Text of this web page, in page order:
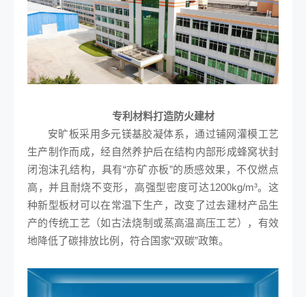
专利材料打造防火建材
安旷板采用多元镁基胶凝体系，通过铺网灌模工艺
生产制作而成，经自然养护后在结构内部形成蜂窝状封
闭泡沫孔结构，具有“亦矿亦板”的质感效果，不仅燃点
高，并且耐烧不变形，高强型密度可达1200kg/m³。这
种新型板材可以在常温下生产，改变了过去建材产品生
产的传统工艺（如古法烧制或蒸高温高压工艺），有效
地降低了碳排放比例，符合国家“双碳”政策。